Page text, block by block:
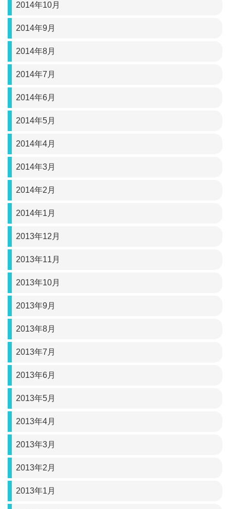
2014年10月
2014年9月
2014年8月
2014年7月
2014年6月
2014年5月
2014年4月
2014年3月
2014年2月
2014年1月
2013年12月
2013年11月
2013年10月
2013年9月
2013年8月
2013年7月
2013年6月
2013年5月
2013年4月
2013年3月
2013年2月
2013年1月